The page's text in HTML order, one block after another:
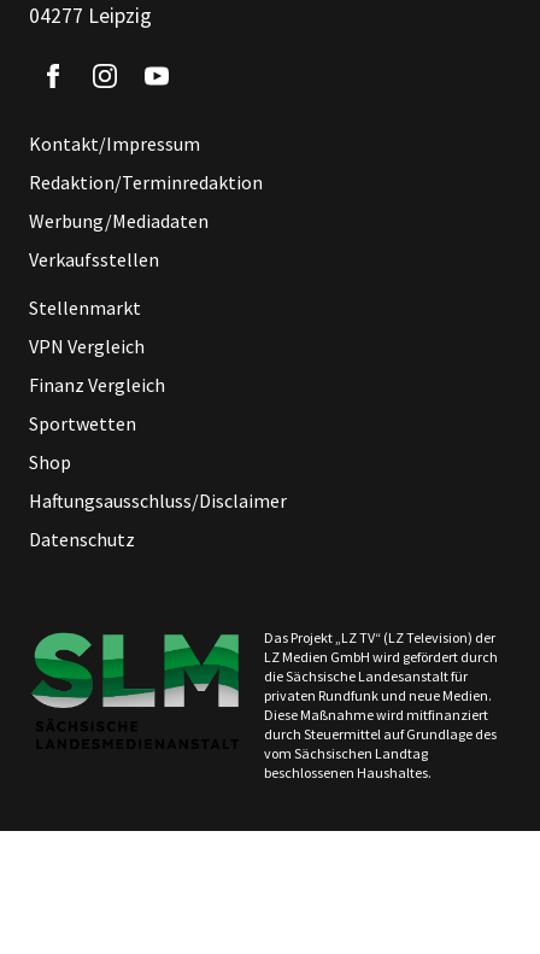
04277 Leipzig
Kontakt/Impressum
Redaktion/Terminredaktion
Werbung/Mediadaten
Verkaufsstellen
Stellenmarkt
VPN Vergleich
Finanz Vergleich
Sportwetten
Shop
Haftungsausschluss/Disclaimer
Datenschutz
Das Projekt „LZ TV“ (LZ Television) der
LZ Medien GmbH wird gefördert durch
die Sächsische Landesanstalt für
privaten Rundfunk und neue Medien.
Diese Maßnahme wird mitfinanziert
durch Steuermittel auf Grundlage des
vom Sächsischen Landtag
beschlossenen Haushaltes.